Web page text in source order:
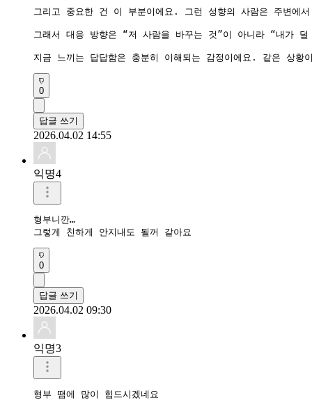
그리고 중요한 건 이 부분이에요. 그런 성향의 사람은 주변에
그래서 대응 방향은 “저 사람을 바꾸는 것”이 아니라 “내가
지금 느끼는 답답함은 충분히 이해되는 감정이에요. 같은 상
0
답글 쓰기
2026.04.02 14:55
익명4
형부니깐…
그렇게 친하게 안지내도 될꺼 같아요
0
답글 쓰기
2026.04.02 09:30
익명3
형부 땜에 많이 힘드시겠네요